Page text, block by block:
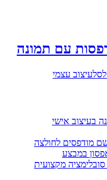
עם תמונה
עיצוב עצמי
בעיצוב אישי
מודפסים לחולצה
במבצע
מקצועית